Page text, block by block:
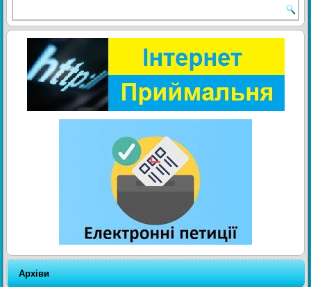
Архіви